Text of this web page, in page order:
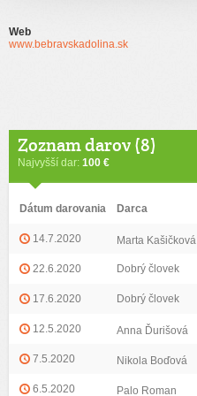
Web
www.bebravskadolina.sk
Zoznam darov (8)
Najvyšší dar: 100 €
Dátum darovania Darca
14.7.2020 Marta Kašičková
22.6.2020 Dobrý človek
17.6.2020 Dobrý človek
12.5.2020 Anna Ďurišová
7.5.2020 Nikola Boďová
6.5.2020 Palo Roman